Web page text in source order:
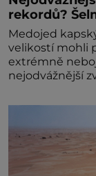
rekordů?
Medojed
velikostí mohli
extrémně
nejodvážnější